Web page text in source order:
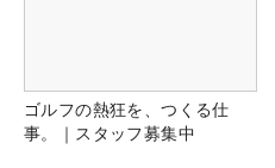
ゴルフの熱狂を、つくる仕
事。｜スタッフ募集中